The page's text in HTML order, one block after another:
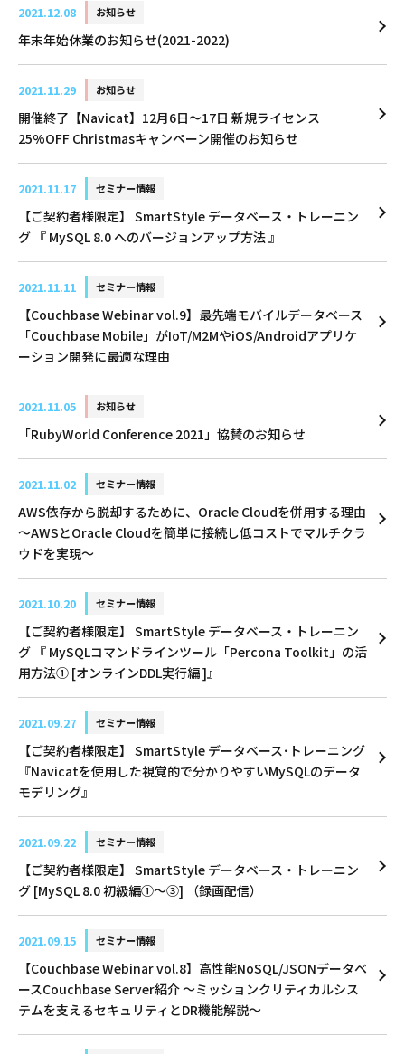
2021.12.08 お知らせ
年末年始休業のお知らせ(2021-2022)
2021.11.29 お知らせ
開催終了【Navicat】12月6日～17日 新規ライセンス
25%OFF Christmasキャンペーン開催のお知らせ
2021.11.17 セミナー情報
【ご契約者様限定】 SmartStyle データベース・トレーニン
グ 『 MySQL 8.0 へのバージョンアップ方法 』
2021.11.11 セミナー情報
【Couchbase Webinar vol.9】最先端モバイルデータベース
「Couchbase Mobile」がIoT/M2MやiOS/Androidアプリケ
ーション開発に最適な理由
2021.11.05 お知らせ
「RubyWorld Conference 2021」協賛のお知らせ
2021.11.02 セミナー情報
AWS依存から脱却するために、Oracle Cloudを併用する理由
～AWSとOracle Cloudを簡単に接続し低コストでマルチクラ
ウドを実現～
2021.10.20 セミナー情報
【ご契約者様限定】 SmartStyle データベース・トレーニン
グ 『 MySQLコマンドラインツール「Percona Toolkit」の活
用方法① [オンラインDDL実行編 ]』
2021.09.27 セミナー情報
【ご契約者様限定】 SmartStyle データベース･トレーニング
『Navicatを使用した視覚的で分かりやすいMySQLのデータ
モデリング』
2021.09.22 セミナー情報
【ご契約者様限定】 SmartStyle データベース・トレーニン
グ [MySQL 8.0 初級編①～③] （録画配信）
2021.09.15 セミナー情報
【Couchbase Webinar vol.8】高性能NoSQL/JSONデータベ
ースCouchbase Server紹介 〜ミッションクリティカルシス
テムを支えるセキュリティとDR機能解説〜